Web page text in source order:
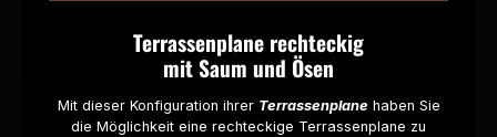
Terrassenplane rechteckig
mit Saum und Ösen
Mit dieser Konfiguration ihrer Terrassenplane haben Sie
die Möglichkeit eine rechteckige Terrassenplane zu